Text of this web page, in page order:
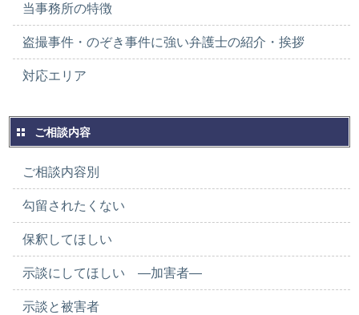
当事務所の特徴
盗撮事件・のぞき事件に強い弁護士の紹介・挨拶
対応エリア
ご相談内容
ご相談内容別
勾留されたくない
保釈してほしい
示談にしてほしい ―加害者―
示談と被害者